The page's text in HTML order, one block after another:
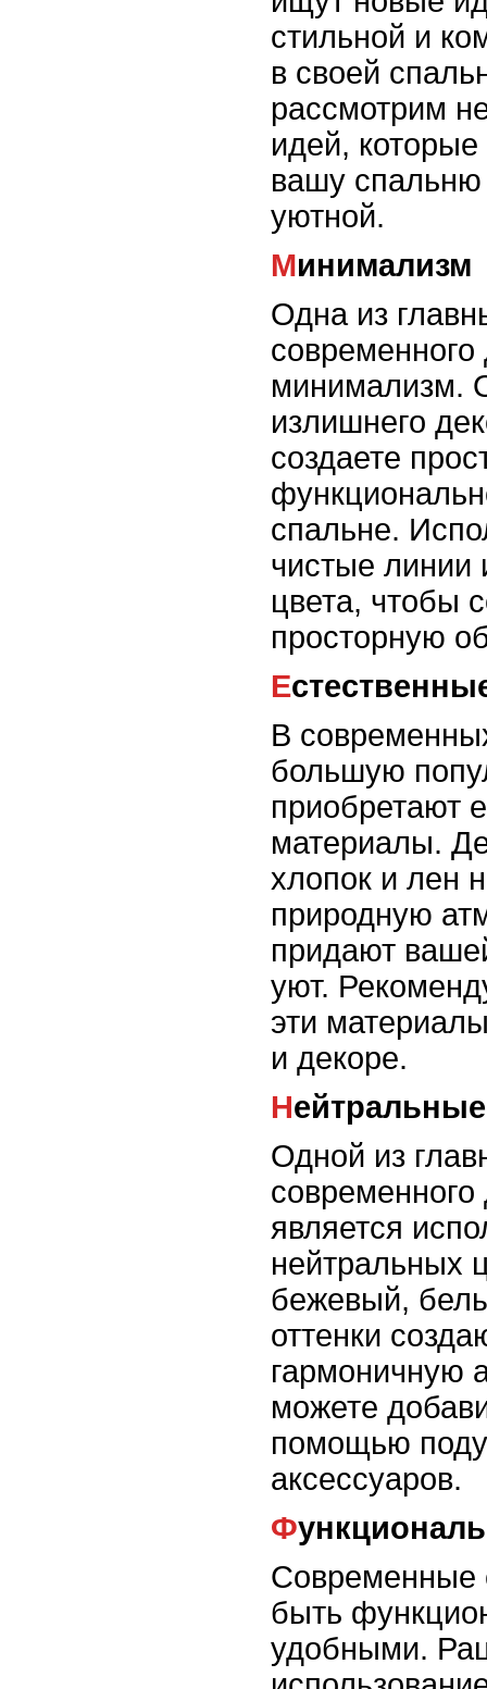
стильной и
в своей
рассмотрим
идей,
вашу
уютной.
Минимализм
Одна из
современного
минимализм.
излишнего
создаете
спальне.
чистые линии
цвета, чтобы
просторную
В
большую
приобретают
материалы.
хлопок и лен
природную
придают
уют.
эти
и декоре.
Одной из
является
нейтральных
бежевый,
оттенки
гармоничную
можете
помощью
аксессуаров.
Современные
быть
удобными.